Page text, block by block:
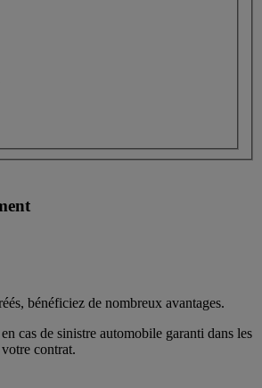
bénéficiez de nombreux avantages.
cas de sinistre automobile garanti dans les
contrat.